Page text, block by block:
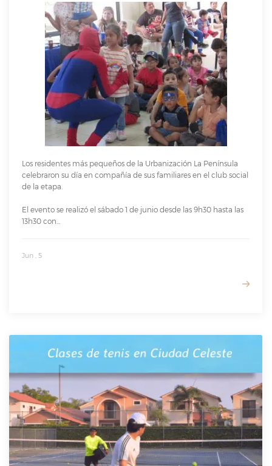
Los residentes más pequeños de la Urbanización La Península
celebraron su día en compañía de sus familiares en el club social
de la etapa.
El evento se realizó el sábado 1 de junio desde las 9h30 hasta las
13h30 con...
Jun , 5